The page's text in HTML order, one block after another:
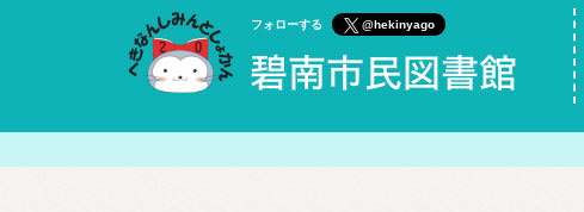
フォローする @hekinyago